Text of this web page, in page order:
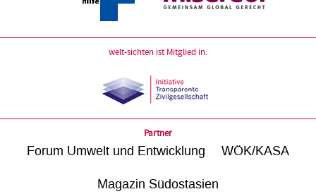
welt-sichten ist Mitglied in:
Partner
Forum Umwelt und Entwicklung WÖK/KASA
Magazin Südostasien